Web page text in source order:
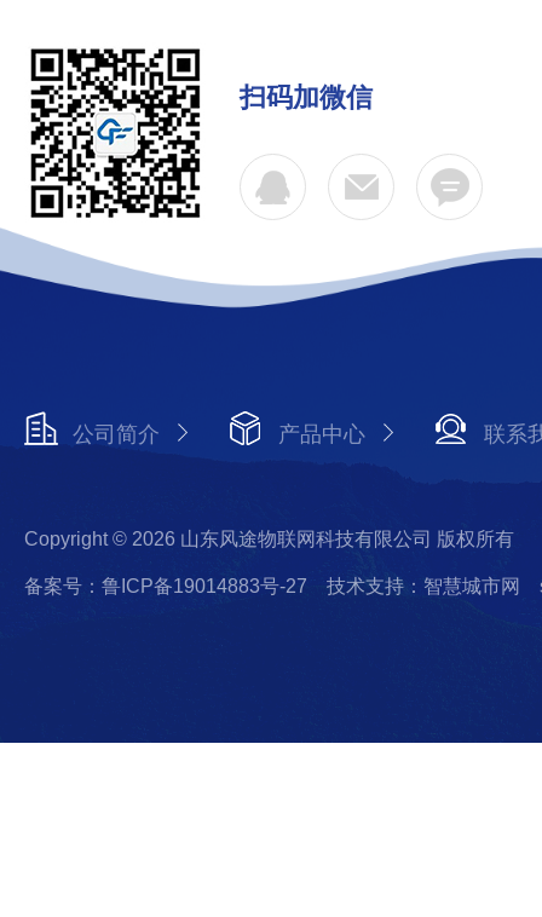
扫码加微信
公司简介 产品中心 联系
Copyright © 2026 山东风途物联网科技有限公司 版权所有
备案号：鲁ICP备19014883号-27 技术支持：智慧城市网